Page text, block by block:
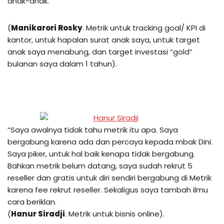
(Manikarori Rosky. Metrik untuk tracking goal/ KPI di
kantor, untuk hapalan surat anak saya, untuk target
anak saya menabung, dan target investasi “gold”
bulanan saya dalam 1 tahun).
“Saya awalnya tidak tahu metrik itu apa. Saya
bergabung karena ada dan percaya kepada mbak Dini.
Saya piker, untuk hal baik kenapa tidak bergabung.
Bahkan metrik belum datang, saya sudah rekrut 5
reseller dan gratis untuk diri sendiri bergabung di Metrik
karena fee rekrut reseller. Sekaligus saya tambah ilmu
cara beriklan.
(Hanur Siradji. Metrik untuk bisnis online).